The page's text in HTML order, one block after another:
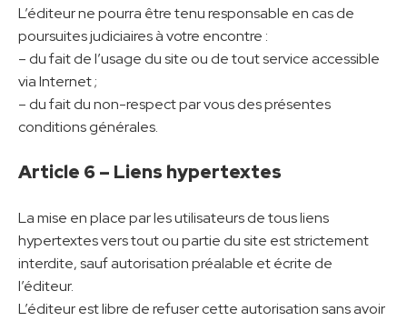
L’éditeur ne pourra être tenu responsable en cas de
poursuites judiciaires à votre encontre :
– du fait de l’usage du site ou de tout service accessible
via Internet ;
– du fait du non-respect par vous des présentes
conditions générales.
Article 6 – Liens hypertextes
La mise en place par les utilisateurs de tous liens
hypertextes vers tout ou partie du site est strictement
interdite, sauf autorisation préalable et écrite de
l’éditeur.
L’éditeur est libre de refuser cette autorisation sans avoir